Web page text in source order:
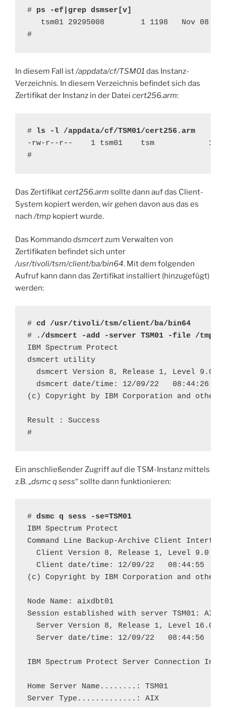
# ps -ef|grep dsmser[v]
tsm01 29295008        1 1198   Nov 08
#
In diesem Fall ist/appdata/cf/TSM01 das Instanz-
Verzeichnis. In diesem Verzeichnis befindet sich das
Zertifikat der Instanz in der Datei cert256.arm:
# ls -l /appdata/cf/TSM01/cert256.arm
-rw-r--r--    1 tsm01    tsm
#
Das Zertifikatcert256.arm sollte dann auf das Client-
System kopiert werden, wir gehen davon aus das es
nach /tmp kopiert wurde.
Das Kommandodsmcertzum Verwalten von
Zertifikaten befindet sich unter
/usr/tivoli/tsm/client/ba/bin64. Mit dem folgenden
Aufruf kann dann das Zertifikat installiert (hinzugefügt)
werden:
# cd /usr/tivoli/tsm/client/ba/bin64
#
./dsmcert -add -server TSM01 -file /tmp/
IBM Spectrum Protect
dsmcert utility
dsmcert Version 8, Release 1, Level 9.0
dsmcert date/time: 12/09/22   08:44:26
(c) Copyright by IBM Corporation and
Result : Success
#
Ein anschließender Zugriff auf die TSM-Instanz mittels
z.B. „dsmc q sess“ sollte dann funktionieren:
# dsmc q sess -se=TSM01
IBM Spectrum Protect
Command Line Backup-Archive Client
Client Version 8, Release 1, Level 9.0
Client date/time: 12/09/22   08:44:55
(c) Copyright by IBM Corporation and
Node Name: aixdbt01
Session established with server TSM01: AIX
Server Version 8, Release 1, Level 16.000
Server date/time: 12/09/22   08:44:56
IBM Spectrum Protect Server Connection
Home Server Name........: TSM01
Server Type.............: AIX